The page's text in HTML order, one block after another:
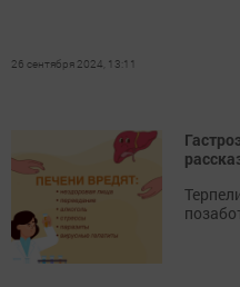
26 сентября 2024, 13:11